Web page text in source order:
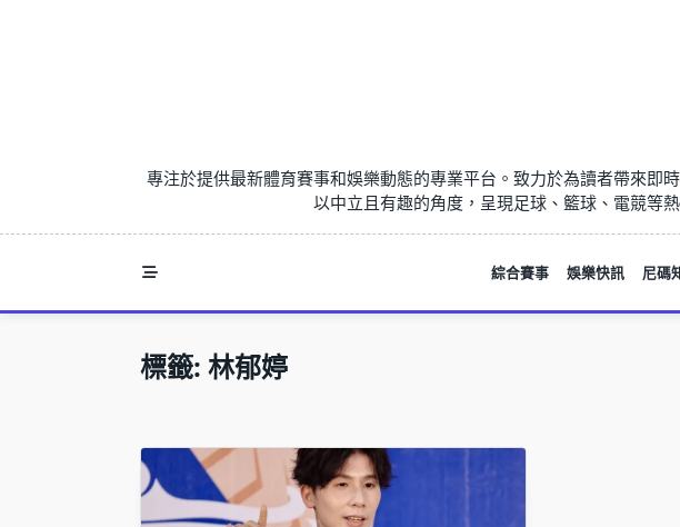
專注於提供最新體育賽事和娛樂動態的專業平台。致力於為讀者帶來即
以中立且有趣的角度，呈現足球、籃球、電競等
綜合賽事 娛樂快訊 尼碼
標籤: 林郁婷